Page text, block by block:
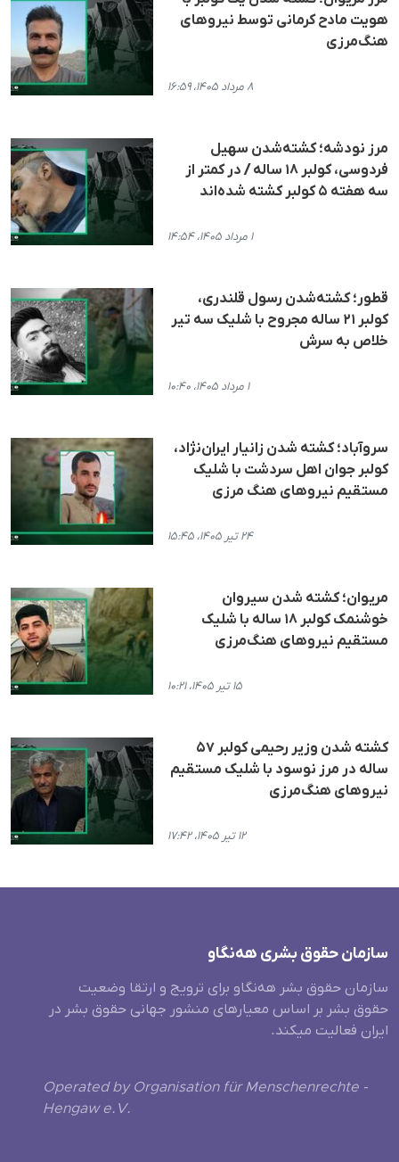
هویت مادح کرمانی توسط نیروهای
هنگ‌مرزی
۸ مرداد ۱۴۰۵، ۱۶:۵۹
مرز نودشه؛ کشته‌شدن سهیل
فردوسی، کولبر ۱۸ ساله / در کمتر از
سه هفته ۵ کولبر کشته شده‌اند
۱ مرداد ۱۴۰۵، ۱۴:۵۴
قطور؛ کشته‌شدن رسول قلندری،
کولبر ۲۱ ساله مجروح با شلیک سه تیر
خلاص به سرش
۱ مرداد ۱۴۰۵، ۱۰:۴۰
سروآباد؛ کشته شدن زانیار ایران‌نژاد،
کولبر جوان اهل سردشت با شلیک
مستقیم نیروهای هنگ مرزی
۲۴ تیر ۱۴۰۵، ۱۵:۴۵
مریوان؛ کشته شدن سیروان
خوشنمک کولبر ۱۸ ساله با شلیک
مستقیم نیروهای هنگ‌مرزی
۱۵ تیر ۱۴۰۵، ۱۰:۲۱
کشته شدن وزیر رحیمی کولبر ۵۷
ساله در مرز نوسود با شلیک مستقیم
نیروهای هنگ‌مرزی
۱۲ تیر ۱۴۰۵، ۱۷:۴۲
سازمان حقوق بشری هەنگاو
سازمان حقوق بشر هه‌نگاو برای ترویج و ارتقا وضعیت
حقوق بشر بر اساس معیارهای منشور جهانی حقوق بشر در
ایران فعالیت میکند.
Operated by Organisation für Menschenrechte -
Hengaw e.V.